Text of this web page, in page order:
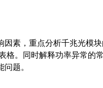
素，重点分析千兆光模
格。同时解释功率异常的
题。